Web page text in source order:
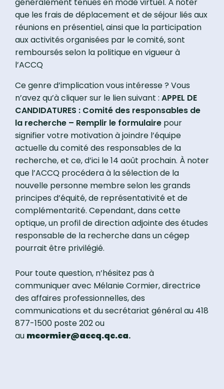
que les frais de déplacement et de séjour liés aux
réunions en présentiel, ainsi que la participation
aux activités organisées par le comité, sont
remboursés selon la politique en vigueur à
l’ACCQ
Ce genre d’implication vous intéresse ? Vous
n’avez qu’à cliquer sur le lien suivant : APPEL DE
CANDIDATURES : Comité des responsables de
la recherche – Remplir le formulaire pour
signifier votre motivation à joindre l’équipe
actuelle du comité des responsables de la
recherche, et ce, d’ici le 14 août prochain. À noter
que l’ACCQ procédera à la sélection de la
nouvelle personne membre selon les grands
principes d’équité, de représentativité et de
complémentarité. Cependant, dans cette
optique, un profil de direction adjointe des études
responsable de la recherche dans un cégep
pourrait être privilégié.
Pour toute question, n’hésitez pas à
communiquer avec Mélanie Cormier, directrice
des affaires professionnelles, des
communications et du secrétariat général au 418
877-1500 poste 202 ou
au mcormier@accq.qc.ca.